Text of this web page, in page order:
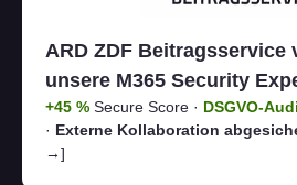
ARD ZDF Beitragsservice
unsere M365 Security
+45 % Secure Score · DSGVO-
· Externe Kollaboration
→]